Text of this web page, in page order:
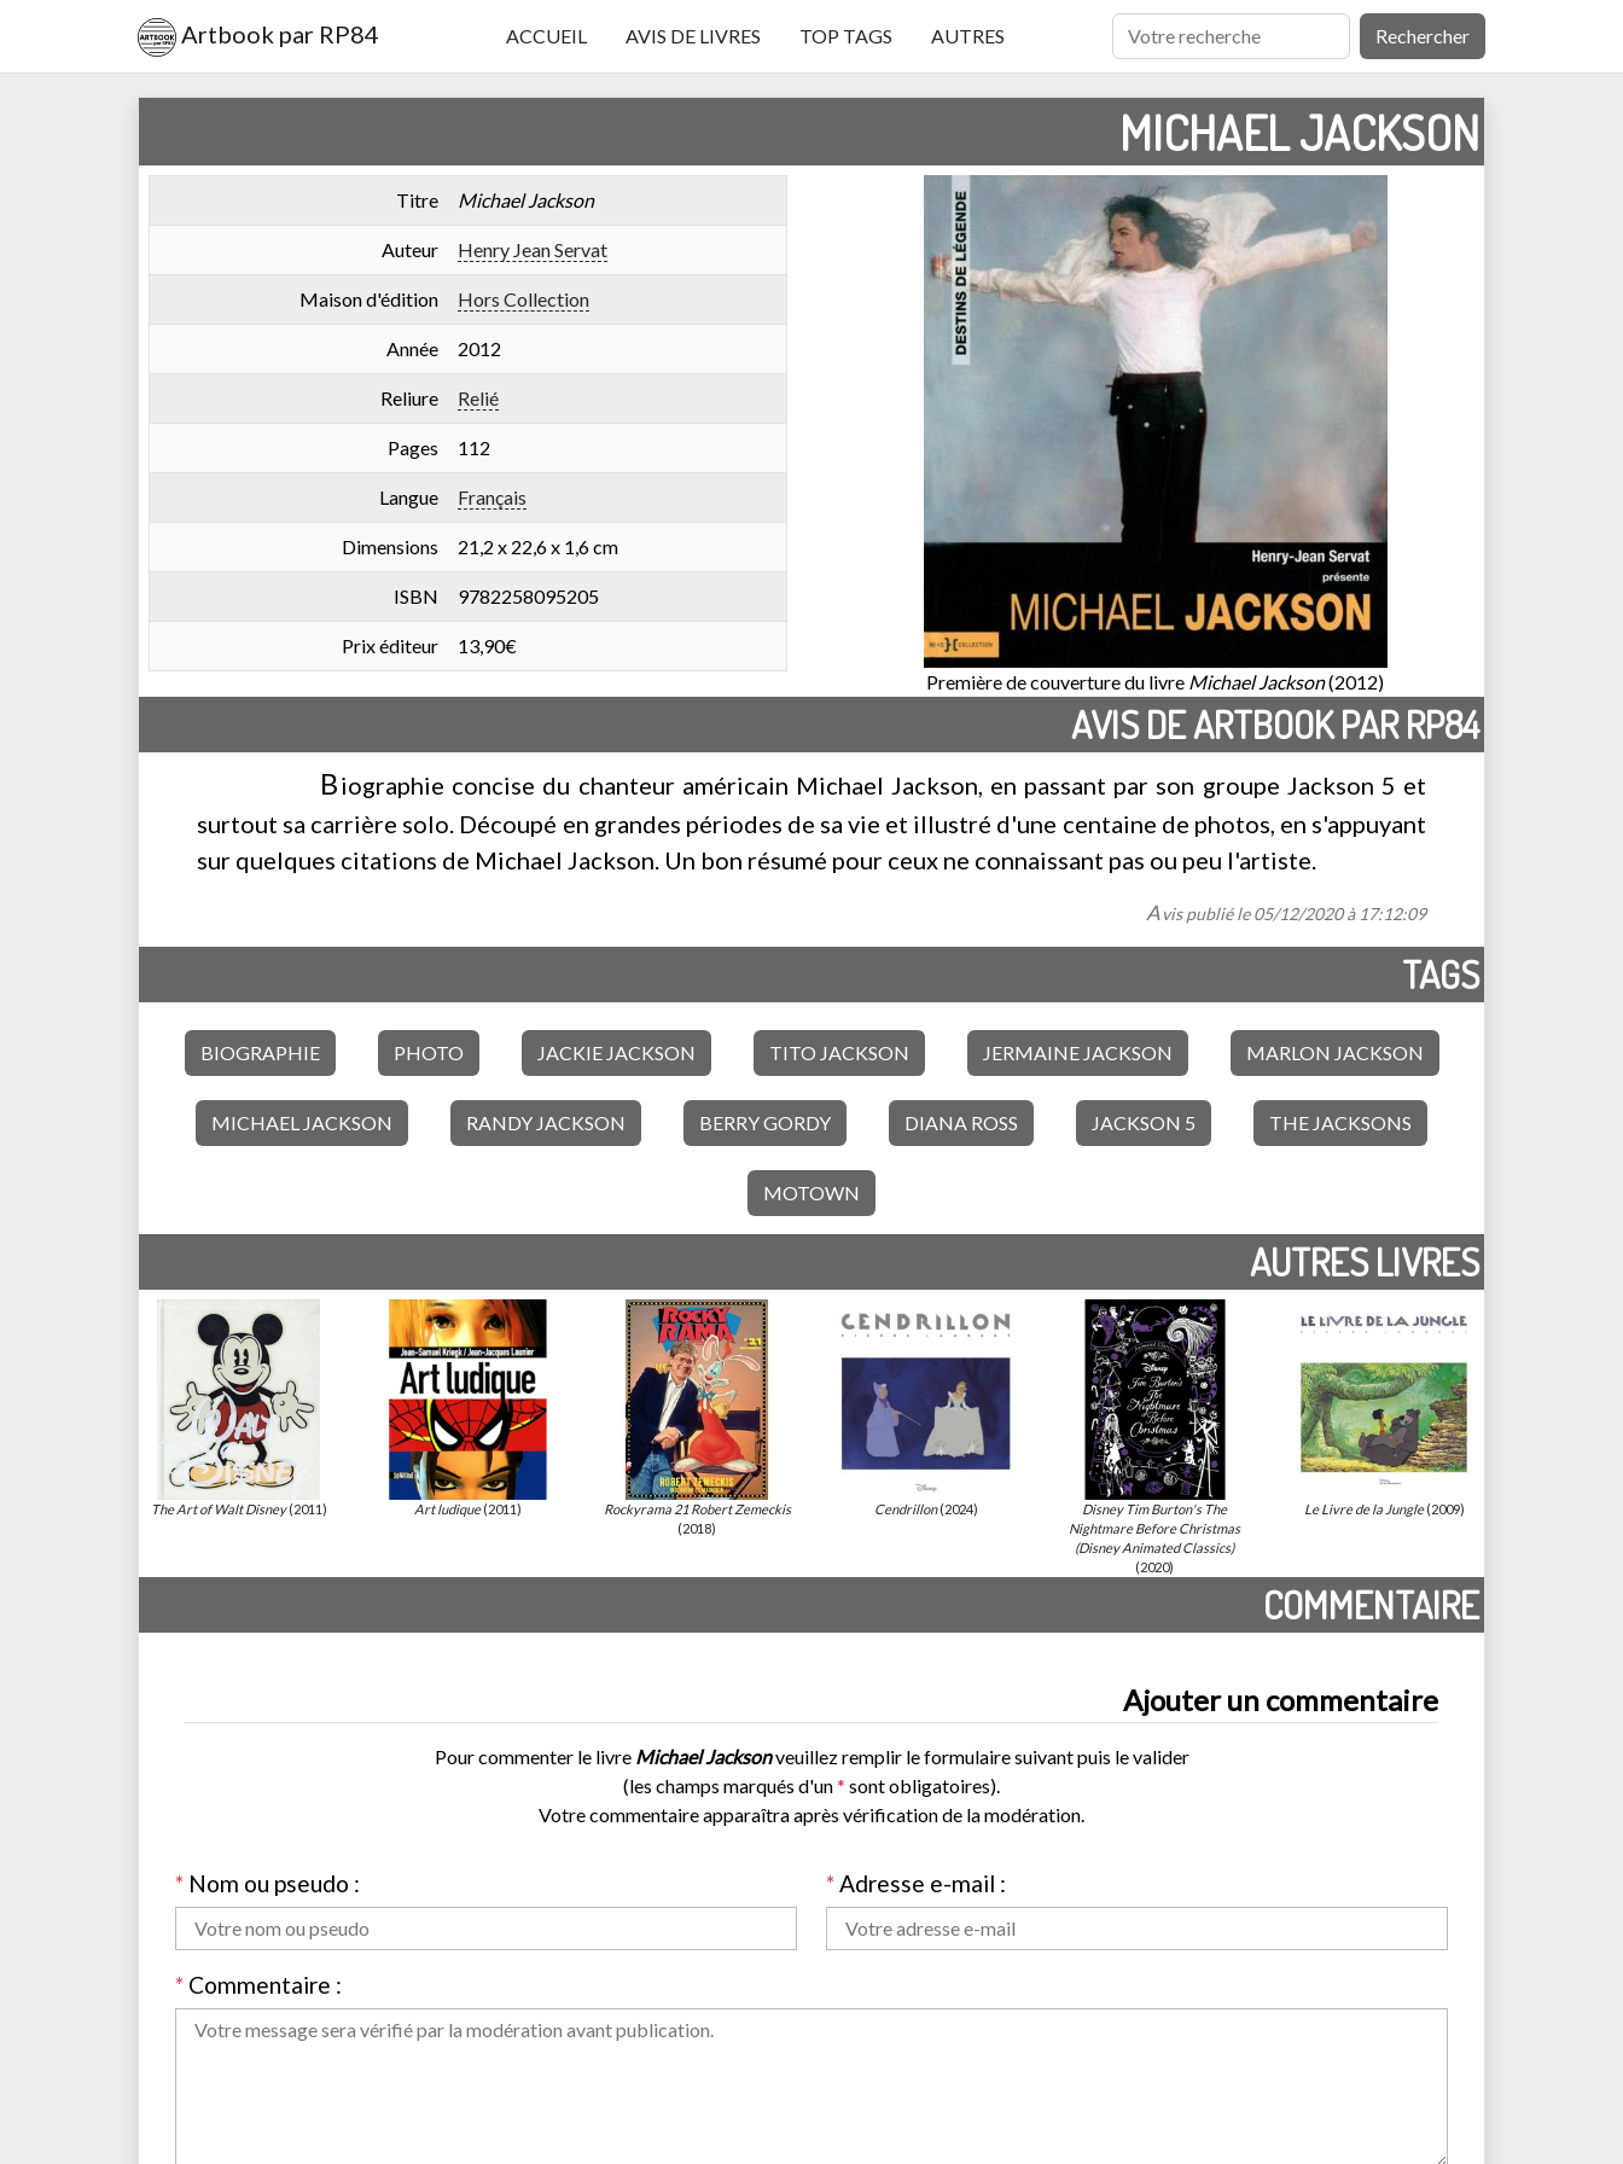
Artbook par RP84 ACCUEIL AVIS DE LIVRES TOP TAGS AUTRES Rechercher
MICHAEL JACKSON
Titre Michael Jackson
Auteur Henry Jean Servat
Maison d'édition Hors Collection
Année 2012
Reliure Relié
Pages 112
Langue Français
Dimensions 21,2 x 22,6 x 1,6 cm
ISBN 9782258095205
Prix éditeur
13,90€
Première de couverture du livre Michael Jackson(2012)
AVIS DE ARTBOOK PAR RP84
Biographie concise du chanteur américain Michael Jackson, en passant par son groupe Jackson 5 et
surtout sa carrière solo. Découpé en grandes périodes de sa vie et illustré d'une centaine de photos, en s'appuyant
sur quelques citations de Michael Jackson. Un bon résumé pour ceux ne connaissant pas ou peu l'artiste.
A vis publié le 05/12/2020 à 17:12:09
TAGS
BIOGRAPHIE PHOTO JACKIE JACKSON TITO JACKSON JERMAINE JACKSON MARLON JACKSON
MICHAEL JACKSON RANDY JACKSON BERRY GORDY DIANA ROSS JACKSON 5 THE JACKSONS
MOTOWN
AUTRES LIVRES
The Art of Walt Disney(2011) Art ludique(2011)
Rockyrama 21 Robert Zemeckis
(2018)
Cendrillon(2024)
Disney Tim Burton's The
Nightmare Before Christmas
(Disney Animated Classics)
(2020)
Le Livre de la Jungle(2009)
COMMENTAIRE
Ajouter un commentaire
Pour commenter le livre Michael Jacksonveuillez remplir le formulaire suivant puis le valider
(les champs marqués d'un* sont obligatoires).
Votre commentaire apparaîtra après vérification de la modération.
* Nom ou pseudo : *Adresse e-mail :
* Commentaire :